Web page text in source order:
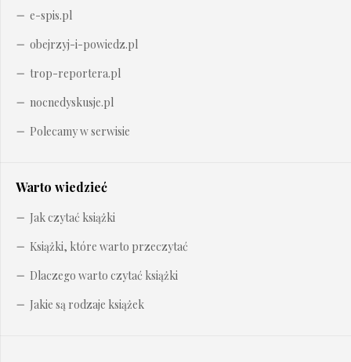
e-spis.pl
obejrzyj-i-powiedz.pl
trop-reportera.pl
nocnedyskusje.pl
Polecamy w serwisie
Warto wiedzieć
Jak czytać książki
Książki, które warto przeczytać
Dlaczego warto czytać książki
Jakie są rodzaje książek